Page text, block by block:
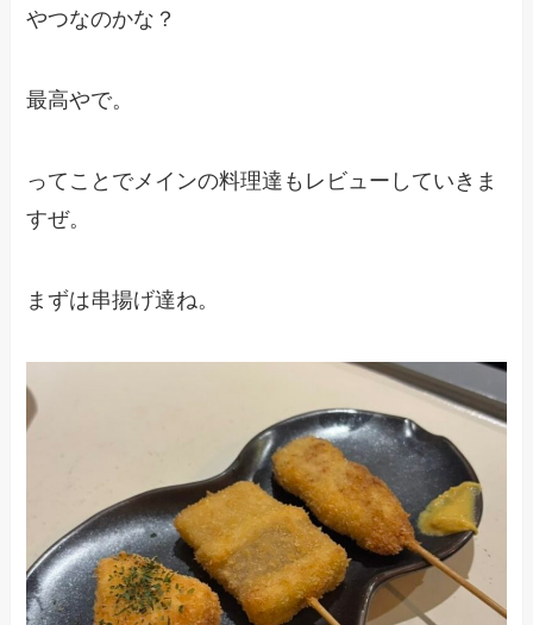
やつなのかな？
最高やで。
ってことでメインの料理達もレビューしていきま
すぜ。
まずは串揚げ達ね。